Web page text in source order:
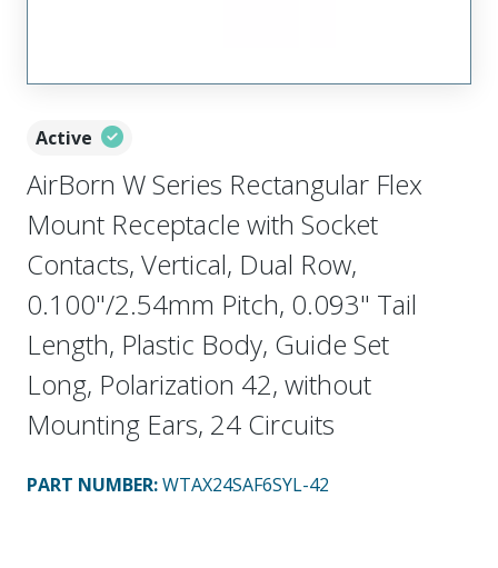
Active
AirBorn W Series Rectangular Flex
Mount Receptacle with Socket
Contacts, Vertical, Dual Row,
0.100"/2.54mm Pitch, 0.093" Tail
Length, Plastic Body, Guide Set
Long, Polarization 42, without
Mounting Ears, 24 Circuits
PART NUMBER:WTAX24SAF6SYL-42